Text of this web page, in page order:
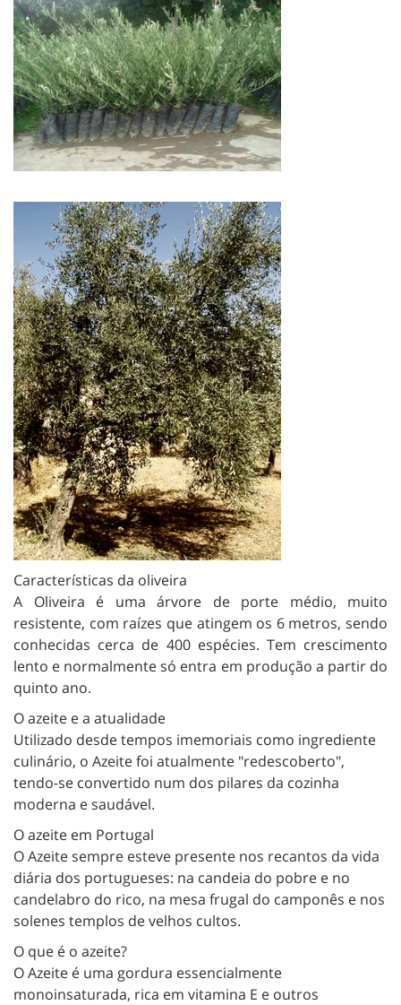
Características da oliveira
A Oliveira é uma árvore de porte médio, muito
resistente, com raízes que atingem os 6 metros, sendo
conhecidas cerca de 400 espécies. Tem crescimento
lento e normalmente só entra em produção a partir do
quinto ano.
O azeite e a atualidade
Utilizado desde tempos imemoriais como ingrediente
culinário, o Azeite foi atualmente "redescoberto",
tendo-se convertido num dos pilares da cozinha
moderna e saudável.
O azeite em Portugal
O Azeite sempre esteve presente nos recantos da vida
diária dos portugueses: na candeia do pobre e no
candelabro do rico, na mesa frugal do camponês e nos
solenes templos de velhos cultos.
O que é o azeite?
O Azeite é uma gordura essencialmente
monoinsaturada, rica em vitamina E e outros